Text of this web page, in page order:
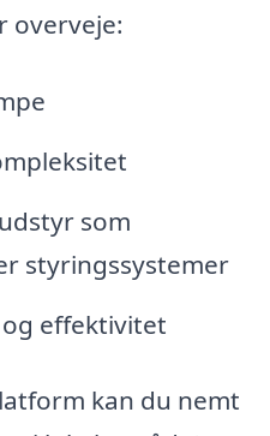
overveje:
som
styringssystemer
effektivitet
kan du nemt